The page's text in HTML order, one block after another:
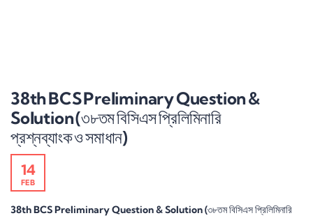
38th BCS Preliminary Question &
Solution (৩৮তম বিসিএস প্রিলিমিনারি
প্রশ্নব্যাংক ও সমাধান)
14
FEB
38th BCS Preliminary Question & Solution (৩৮তম বিসিএস প্রিলিমিনারি